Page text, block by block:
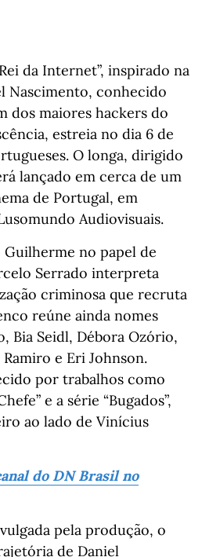
da Internet”, inspirado na
Nascimento, conhecido
dos maiores hackers do
estreia no dia 6 de
O longa, dirigido
lançado em cerca de um
de Portugal, em
Audiovisuais.
no papel de
Serrado interpreta
criminosa que recruta
reúne ainda nomes
Bia Seidl, Débora Ozório,
e Eri Johnson.
por trabalhos como
e a série “Bugados”,
ao lado de Vinícius
do DN Brasil no
pela produção, o
de Daniel